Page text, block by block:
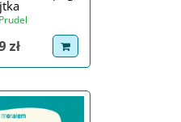
zł dodaj do koszyka